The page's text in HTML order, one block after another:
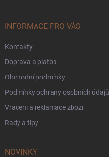
INFORMACE PRO VÁS
Kontakty
Doprava a platba
Obchodní podmínky
Podmínky ochrany osobních údajů
Vrácení a reklamace zboží
Rady a tipy
NOVINKY